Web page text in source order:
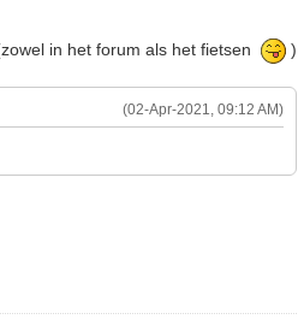
in het forum als het fietsen
)
(02-Apr-2021, 09:12 AM)